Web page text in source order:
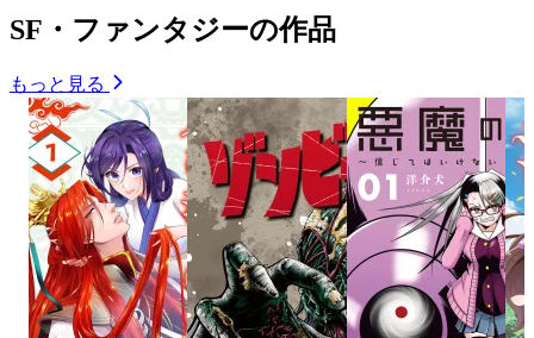
SF・ファンタジーの作品
もっと見る